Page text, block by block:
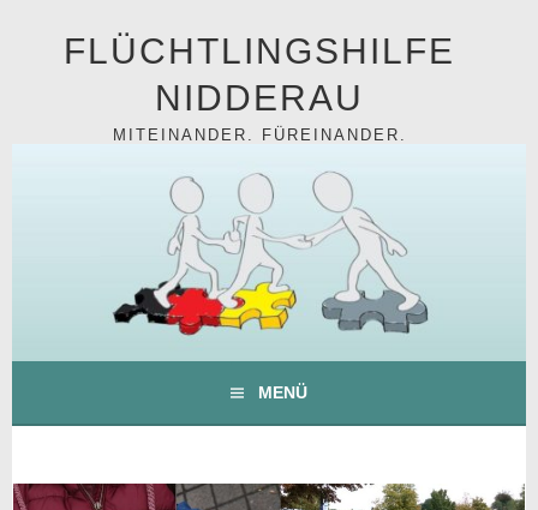
FLÜCHTLINGSHILFE
NIDDERAU
MITEINANDER. FÜREINANDER.
MENÜ